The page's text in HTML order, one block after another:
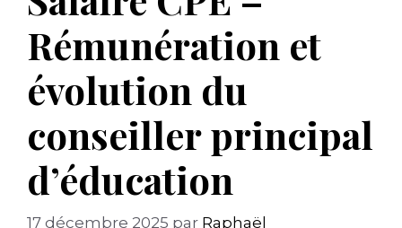
Rémunération et
évolution du
conseiller principal
d’éducation
17 décembre 2025 par Raphaël